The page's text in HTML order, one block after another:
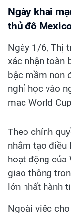
Ngày khai
thủ đô
Ngày 1/6, Thị
xác nhận toàn
bậc mầm non
nghỉ học vào
mạc World
Theo chính
nhằm tạo điều
hoạt động của
giao thông
lớn nhất hành
Ngoài việc